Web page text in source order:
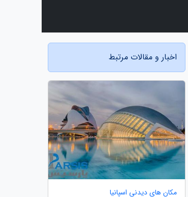
اخبار و مقالات مرتبط
مکان های دیدنی اسپانیا